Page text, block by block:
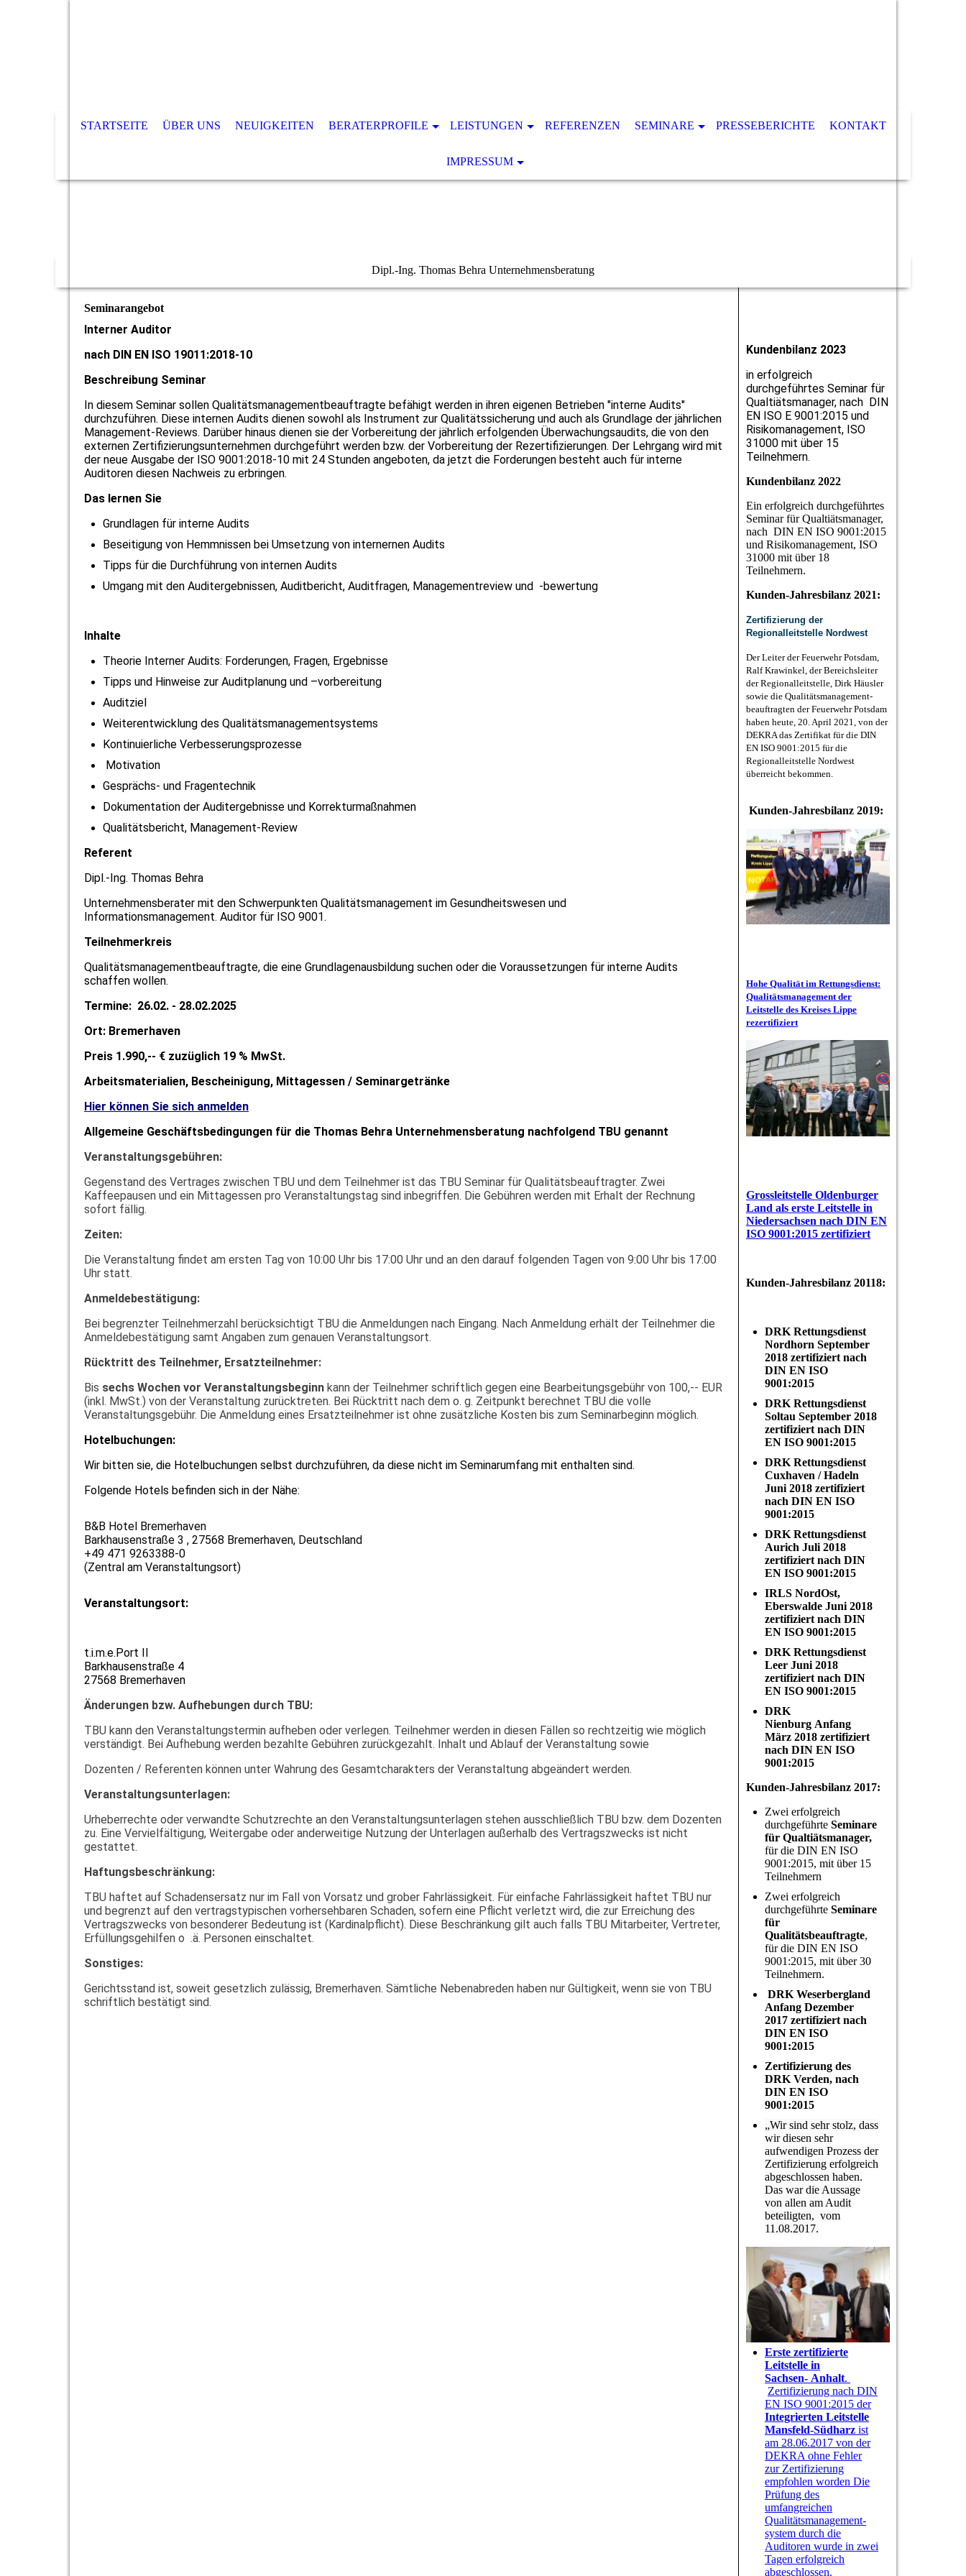
STARTSEITE ÜBER UNS NEUIGKEITEN BERATERPROFILE LEISTUNGEN REFERENZEN SEMINARE PRESSEBERICHTE KONTAKT
IMPRESSUM
Dipl.-Ing. Thomas Behra Unternehmensberatung
Seminarangebot
Interner Auditor
nach DIN EN ISO 19011:2018-10
Beschreibung Seminar
In diesem Seminar sollen Qualitätsmanagementbeauftragte befähigt werden in ihren eigenen Betrieben "interne Audits"
durchzuführen. Diese internen Audits dienen sowohl als Instrument zur Qualitätssicherung und auch als Grundlage der jährlichen
Management-Reviews. Darüber hinaus dienen sie der Vorbereitung der jährlich erfolgenden Überwachungsaudits, die von den
externen Zertifizierungsunternehmen durchgeführt werden bzw. der Vorbereitung der Rezertifizierungen. Der Lehrgang wird mit
der neue Ausgabe der ISO 9001:2018-10 mit 24 Stunden angeboten, da jetzt die Forderungen besteht auch für interne
Auditoren diesen Nachweis zu erbringen.
Das lernen Sie
Grundlagen für interne Audits
Beseitigung von Hemmnissen bei Umsetzung von internernen Audits
Tipps für die Durchführung von internen Audits
Umgang mit den Auditergebnissen, Auditbericht, Auditfragen, Managementreview und -bewertung
Inhalte
Theorie Interner Audits: Forderungen, Fragen, Ergebnisse
Tipps und Hinweise zur Auditplanung und –vorbereitung
Auditziel
Weiterentwicklung des Qualitätsmanagementsystems
Kontinuierliche Verbesserungsprozesse
Motivation
Gesprächs- und Fragentechnik
Dokumentation der Auditergebnisse und Korrekturmaßnahmen
Qualitätsbericht, Management-Review
Referent
Dipl.-Ing. Thomas Behra
Unternehmensberater mit den Schwerpunkten Qualitätsmanagement im Gesundheitswesen und
Informationsmanagement. Auditor für ISO 9001.
Teilnehmerkreis
Qualitätsmanagementbeauftragte, die eine Grundlagenausbildung suchen oder die Voraussetzungen für interne Audits
schaffen wollen.
Termine: 26.02. - 28.02.2025
Ort: Bremerhaven
Preis 1.990,-- € zuzüglich 19 % MwSt.
Arbeitsmaterialien, Bescheinigung, Mittagessen / Seminargetränke
Hier können Sie sich anmelden
Allgemeine Geschäftsbedingungen für die Thomas Behra Unternehmensberatung nachfolgend TBU genannt
Veranstaltungsgebühren:
Gegenstand des Vertrages zwischen TBU und dem Teilnehmer ist das TBU Seminar für Qualitätsbeauftragter. Zwei
Kaffeepausen und ein Mittagessen pro Veranstaltungstag sind inbegriffen. Die Gebühren werden mit Erhalt der Rechnung
sofort fällig.
Zeiten:
Die Veranstaltung findet am ersten Tag von 10:00 Uhr bis 17:00 Uhr und an den darauf folgenden Tagen von 9:00 Uhr bis 17:00
Uhr statt.
Anmeldebestätigung:
Bei begrenzter Teilnehmerzahl berücksichtigt TBU die Anmeldungen nach Eingang. Nach Anmeldung erhält der Teilnehmer die
Anmeldebestätigung samt Angaben zum genauen Veranstaltungsort.
Rücktritt des Teilnehmer, Ersatzteilnehmer:
Bis sechs Wochen vor Veranstaltungsbeginn kann der Teilnehmer schriftlich gegen eine Bearbeitungsgebühr von 100,-- EUR
(inkl. MwSt.) von der Veranstaltung zurücktreten. Bei Rücktritt nach dem o. g. Zeitpunkt berechnet TBU die volle
Veranstaltungsgebühr. Die Anmeldung eines Ersatzteilnehmer ist ohne zusätzliche Kosten bis zum Seminarbeginn möglich.
Hotelbuchungen:
Wir bitten sie, die Hotelbuchungen selbst durchzuführen, da diese nicht im Seminarumfang mit enthalten sind.
Folgende Hotels befinden sich in der Nähe:
B&B Hotel Bremerhaven
Barkhausenstraße 3 , 27568 Bremerhaven, Deutschland
+49 471 9263388-0
(Zentral am Veranstaltungsort)
Veranstaltungsort:
t.i.m.e.Port II
Barkhausenstraße 4
27568 Bremerhaven
Änderungen bzw. Aufhebungen durch TBU:
TBU kann den Veranstaltungstermin aufheben oder verlegen. Teilnehmer werden in diesen Fällen so rechtzeitig wie möglich
verständigt. Bei Aufhebung werden bezahlte Gebühren zurückgezahlt. Inhalt und Ablauf der Veranstaltung sowie
Dozenten / Referenten können unter Wahrung des Gesamtcharakters der Veranstaltung abgeändert werden.
Veranstaltungsunterlagen:
Urheberrechte oder verwandte Schutzrechte an den Veranstaltungsunterlagen stehen ausschließlich TBU bzw. dem Dozenten
zu. Eine Vervielfältigung, Weitergabe oder anderweitige Nutzung der Unterlagen außerhalb des Vertragszwecks ist nicht
gestattet.
Haftungsbeschränkung:
TBU haftet auf Schadensersatz nur im Fall von Vorsatz und grober Fahrlässigkeit. Für einfache Fahrlässigkeit haftet TBU nur
und begrenzt auf den vertragstypischen vorhersehbaren Schaden, sofern eine Pflicht verletzt wird, die zur Erreichung des
Vertragszwecks von besonderer Bedeutung ist (Kardinalpflicht). Diese Beschränkung gilt auch falls TBU Mitarbeiter, Vertreter,
Erfüllungsgehilfen o .ä. Personen einschaltet.
Sonstiges:
Gerichtsstand ist, soweit gesetzlich zulässig, Bremerhaven. Sämtliche Nebenabreden haben nur Gültigkeit, wenn sie von TBU
schriftlich bestätigt sind.
Kundenbilanz 2023
in erfolgreich
durchgeführtes Seminar für
Qualtiätsmanager, nach DIN
EN ISO E 9001:2015 und
Risikomanagement, ISO
31000 mit über 15
Teilnehmern.
Kundenbilanz 2022
Ein erfolgreich durchgeführtes
Seminar für Qualtiätsmanager,
nach DIN EN ISO 9001:2015
und Risikomanagement, ISO
31000 mit über 18
Teilnehmern.
Kunden-Jahresbilanz 2021:
Zertifizierung der
Regionalleitstelle Nordwest
Der Leiter der Feuerwehr Potsdam,
Ralf Krawinkel, der Bereichsleiter
der Regionalleitstelle, Dirk Häusler
sowie die Qualitätsmanagement-
beauftragten der Feuerwehr Potsdam
haben heute, 20. April 2021, von der
DEKRA das Zertifikat für die DIN
EN ISO 9001:2015 für die
Regionalleitstelle Nordwest
überreicht bekommen.
Kunden-Jahresbilanz 2019:
Hohe Qualität im Rettungsdienst:
Qualitätsmanagement der
Leitstelle des Kreises Lippe
rezertifiziert
Grossleitstelle Oldenburger
Land als erste Leitstelle in
Niedersachsen nach DIN EN
ISO 9001:2015 zertifiziert
Kunden-Jahresbilanz 20118:
DRK Rettungsdienst
Nordhorn September
2018 zertifiziert nach
DIN EN ISO
9001:2015
DRK Rettungsdienst
Soltau September 2018
zertifiziert nach DIN
EN ISO 9001:2015
DRK Rettungsdienst
Cuxhaven / Hadeln
Juni 2018 zertifiziert
nach DIN EN ISO
9001:2015
DRK Rettungsdienst
Aurich Juli 2018
zertifiziert nach DIN
EN ISO 9001:2015
IRLS NordOst,
Eberswalde Juni 2018
zertifiziert nach DIN
EN ISO 9001:2015
DRK Rettungsdienst
Leer Juni 2018
zertifiziert nach DIN
EN ISO 9001:2015
DRK
Nienburg Anfang
März 2018 zertifiziert
nach DIN EN ISO
9001:2015
Kunden-Jahresbilanz 2017:
Zwei erfolgreich
durchgeführte Seminare
für Qualtiätsmanager,
für die DIN EN ISO
9001:2015, mit über 15
Teilnehmern
Zwei erfolgreich
durchgeführte Seminare
für
Qualitätsbeauftragte,
für die DIN EN ISO
9001:2015, mit über 30
Teilnehmern.
DRK Weserbergland
Anfang Dezember
2017 zertifiziert nach
DIN EN ISO
9001:2015
Zertifizierung des
DRK Verden, nach
DIN EN ISO
9001:2015
„Wir sind sehr stolz, dass
wir diesen sehr
aufwendigen Prozess der
Zertifizierung erfolgreich
abgeschlossen haben.
Das war die Aussage
von allen am Audit
beteiligten, vom
11.08.2017.
Erste zertifizierte
Leitstelle in
Sachsen- Anhalt.
Zertifizierung nach DIN
EN ISO 9001:2015 der
Integrierten Leitstelle
Mansfeld-Südharz ist
am 28.06.2017 von der
DEKRA ohne Fehler
zur Zertifizierung
empfohlen worden Die
Prüfung des
umfangreichen
Qualitätsmanagement-
system durch die
Auditoren wurde in zwei
Tagen erfolgreich
abgeschlossen.